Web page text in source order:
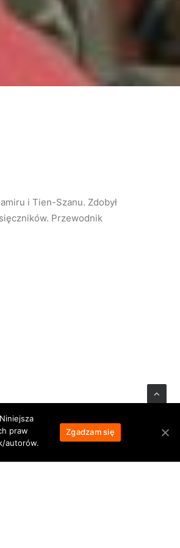
i Tien-Szanu. Zdobył
Przewodnik
NASTĘPNY
praw
autorów.
Zgadzam się